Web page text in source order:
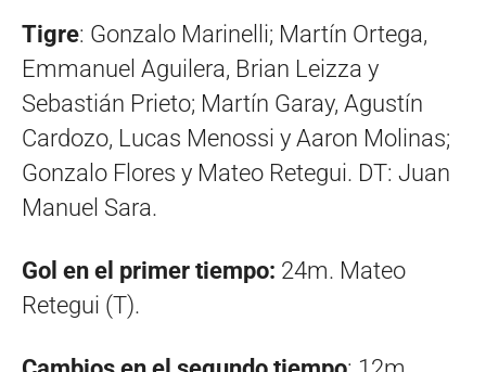
Tigre: Gonzalo Marinelli; Martín Ortega,
Emmanuel Aguilera, Brian Leizza y
Sebastián Prieto; Martín Garay, Agustín
Cardozo, Lucas Menossi y Aaron Molinas;
Gonzalo Flores y Mateo Retegui. DT: Juan
Manuel Sara.
Gol en el primer tiempo: 24m. Mateo
Retegui (T).